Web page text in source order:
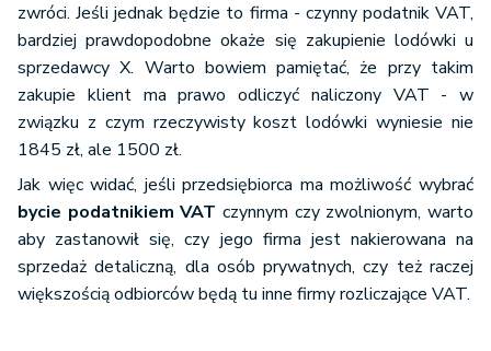
zwróci. Jeśli jednak będzie to firma - czynny podatnik VAT,
bardziej prawdopodobne okaże się zakupienie lodówki u
sprzedawcy X. Warto bowiem pamiętać, że przy takim
zakupie klient ma prawo odliczyć naliczony VAT - w
związku z czym rzeczywisty koszt lodówki wyniesie nie
1845 zł, ale 1500 zł.
Jak więc widać, jeśli przedsiębiorca ma możliwość wybrać
bycie podatnikiem VAT czynnym czy zwolnionym, warto
aby zastanowił się, czy jego firma jest nakierowana na
sprzedaż detaliczną, dla osób prywatnych, czy też raczej
większością odbiorców będą tu inne firmy rozliczające VAT.